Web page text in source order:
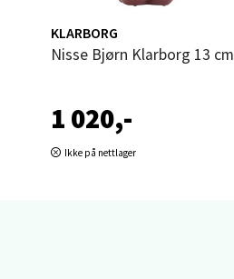
KLARBORG
Nisse Bjørn Klarborg 13 cm
1 020,-
Ikke på nettlager